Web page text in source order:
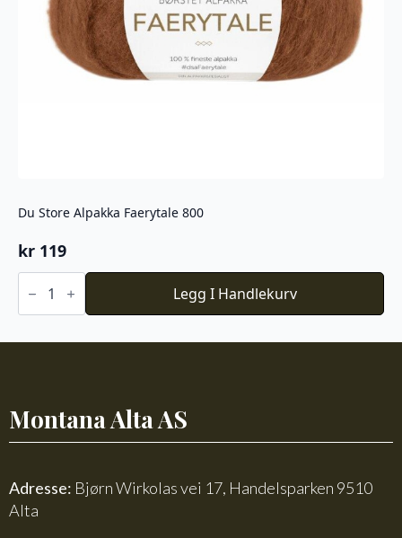
Du Store Alpakka Faerytale 800
kr 119
Du
Store
Faerytale
Legg I Handlekurv
Montana Alta AS
Adresse: Bjørn Wirkolas vei 17, Handelsparken 9510
Alta